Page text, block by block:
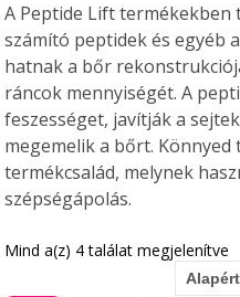
A Peptide Lift
számító peptidek és egyéb
hatnak a bőr
ráncok mennyiségét. A
feszességet, javítják a
megemelik a bőrt.
termékcsalád, melynek
szépségápolás.
Mind a(z) 4 találat megjelenítve